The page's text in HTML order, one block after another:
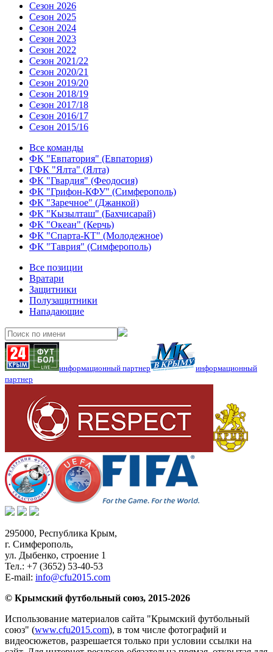
Сезон 2026
Сезон 2025
Сезон 2024
Сезон 2023
Сезон 2022
Сезон 2021/22
Сезон 2020/21
Сезон 2019/20
Сезон 2018/19
Сезон 2017/18
Сезон 2016/17
Сезон 2015/16
Все команды
ФК "Евпатория" (Евпатория)
ГФК "Ялта" (Ялта)
ФК "Гвардия" (Феодосия)
ФК "Грифон-КФУ" (Симферополь)
ФК "Заречное" (Джанкой)
ФК "Кызылташ" (Бахчисарай)
ФК "Океан" (Керчь)
ФК "Спарта-КТ" (Молодежное)
ФК "Таврия" (Симферополь)
Все позиции
Вратари
Защитники
Полузащитники
Нападающие
информационный партнер
информационный
партнер
295000, Республика Крым,
г. Симферополь,
ул. Дыбенко, строение 1
Тел.: +7 (3652) 53-40-53
E-mail: info@cfu2015.com
© Крымский футбольный союз, 2015-2026
Использование материалов сайта "Крымский футбольный
союз" (www.cfu2015.com), в том числе фотографий и
видеосюжетов, разрешается только при условии ссылки на